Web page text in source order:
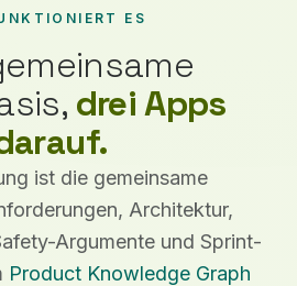
ES
drei Apps
ist die gemeinsame
Architektur,
Argumente und Sprint-
Product Knowledge Graph